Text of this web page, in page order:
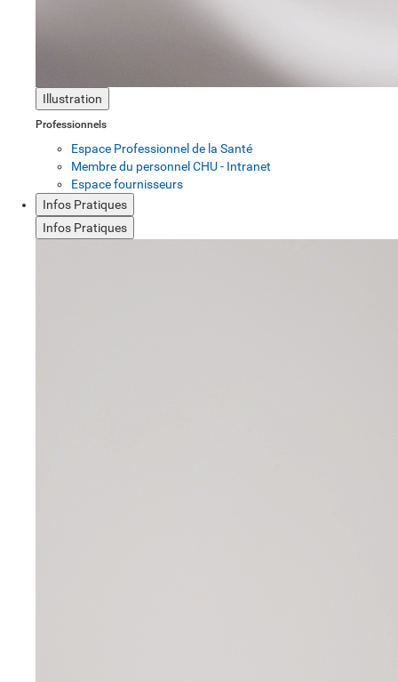
Illustration
Professionnels
Espace Professionnel de la Santé
Membre du personnel CHU - Intranet
Espace fournisseurs
Infos Pratiques
Infos Pratiques